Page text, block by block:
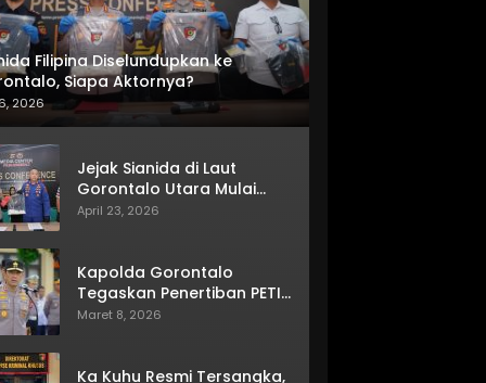
Filipina Diselundupkan ke
Siapa Aktornya?
2026
Jejak Sianida di Laut
Gorontalo Utara Mulai
Terkuak
April 23, 2026
Kapolda Gorontalo
Tegaskan Penertiban PETI
Terus Berjalan
Maret 8, 2026
Ka Kuhu Resmi Tersangka,